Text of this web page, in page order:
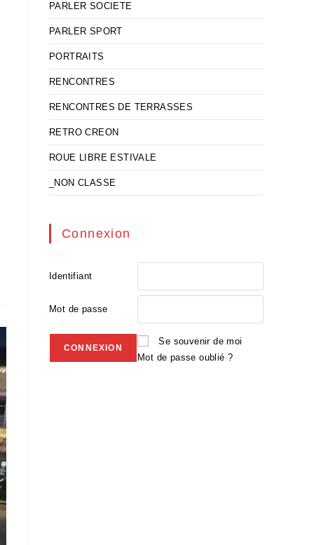
PARLER SOCIETE
PARLER SPORT
PORTRAITS
RENCONTRES
RENCONTRES DE TERRASSES
RETRO CREON
ROUE LIBRE ESTIVALE
_NON CLASSE
Connexion
Identifiant
Mot de passe
Se souvenir de moi
Mot de passe oublié ?